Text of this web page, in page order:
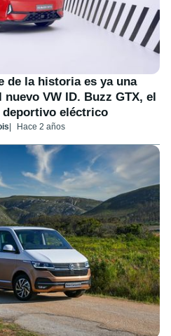
de la historia es ya una
VW ID. Buzz GTX, el
deportivo eléctrico
Hace 2 años